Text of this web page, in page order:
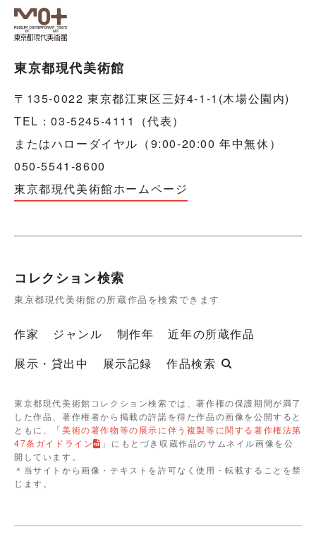
東京都現代美術館
〒135-0022 東京都江東区三好4-1-1(木場公園内)
TEL：03-5245-4111（代表）
またはハローダイヤル（9:00-20:00 年中無休）
050-5541-8600
東京都現代美術館ホームページ
コレクション検索
東京都現代美術館の所蔵作品を検索できます
作家 ジャンル 制作年
近年の所蔵作品
展示・貸出中
展示記録 作品検索
東京都現代美術館コレクション検索では、著作権の保護期間が満了
した作品、著作権者から掲載の許諾を得た作品の画像を公開すると
ともに、「美術の著作物等の展示に伴う複製等に関する著作権法第
47条ガイドライン
」にもとづき収蔵作品のサムネイル画像を公
開しています。
＊当サイトから画像・テキストを許可なく使用・転載することを禁
じます。